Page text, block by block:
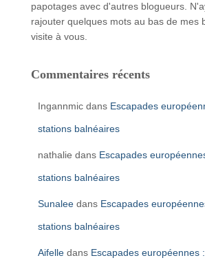
papotages avec d'autres blogueurs.
rajouter quelques mots au bas de mes
visite à vous.
Commentaires récents
Ingannmic dans Escapades
stations balnéaires
nathalie dans Escapades
stations balnéaires
Sunalee dans Escapades
stations balnéaires
Aifelle dans Escapades européennes